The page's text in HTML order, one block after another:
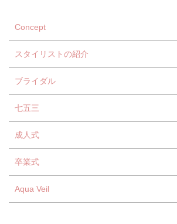
Concept
スタイリストの紹介
ブライダル
七五三
成人式
卒業式
Aqua Veil